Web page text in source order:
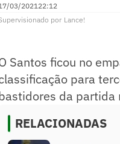
03/202122:12
por Lance!
Santos ficou no
para
da partida
RELACIONADAS